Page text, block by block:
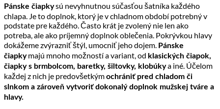
Pánske čiapkysú nevyhnutnou súčasťou šatníka každého
chlapa. Je to doplnok, ktorý je v chladnom období potrebný v
podstate pre každého. Často krát je zvolený nie len ako
potreba, ale ako príjemný doplnok oblečenia. Pokrývkou hlavy
dokážeme zvýrazniť štýl, umocniť jeho dojem. Pánske
čiapkymajú mnoho možností a variant, od klasických čiapok,
čiapky s brmbolcom, baretky, šiltovky, klobúkya iné. Účelom
každej z nich je predovšetkýmochrániť pred chladom či
slnkom a zároveň vytvoriť dokonalý doplnok mužskej tváre a
hlavy.